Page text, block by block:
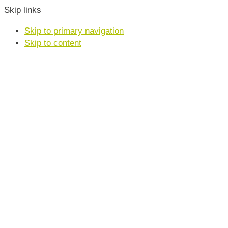
Skip links
Skip to primary navigation
Skip to content